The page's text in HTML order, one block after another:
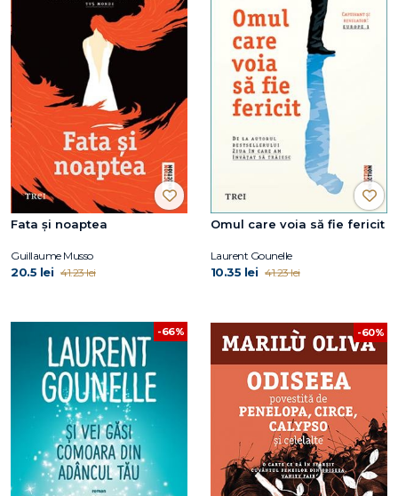
Fata și noaptea
Guillaume Musso
20.5 lei 41.23 lei
Omul care voia să fie fericit
Laurent Gounelle
10.35 lei 41.23 lei
-66% -60%